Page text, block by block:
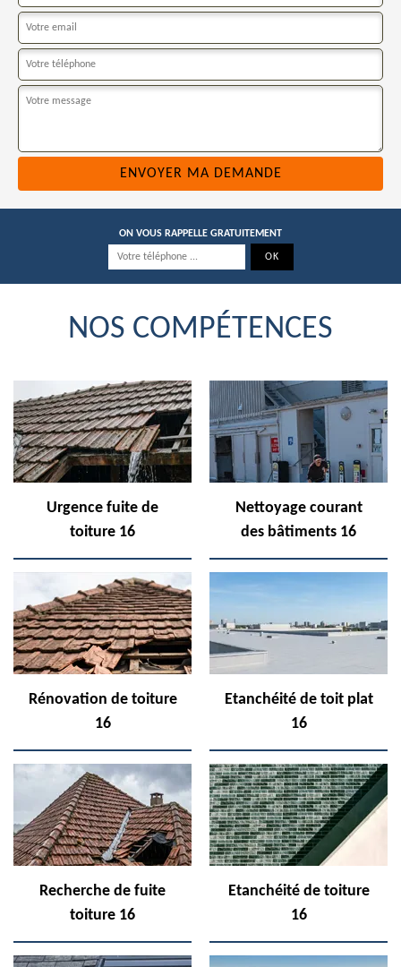
ON VOUS RAPPELLE GRATUITEMENT
NOS COMPÉTENCES
Urgence fuite de
toiture 16
Nettoyage courant
des bâtiments 16
Rénovation de toiture
16
Etanchéité de toit plat
16
Recherche de fuite
toiture 16
Etanchéité de toiture
16